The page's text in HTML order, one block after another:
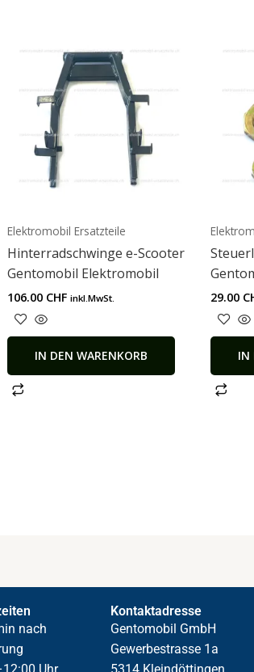
Elektromobil Ersatzteile
Hinterradschwinge e-Scooter
Gentomobil Elektromobil
106.00 CHF inkl.MwSt.
IN DEN WARENKORB
29.00
IN
nach
Kontaktadresse
Gentomobil GmbH
Gewerbestrasse 1a